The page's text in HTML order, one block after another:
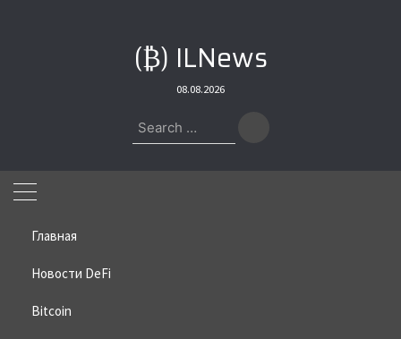
(₿) ILNews
08.08.2026
Search
for:
Главная
Новости DeFi
Bitcoin
Home»2026